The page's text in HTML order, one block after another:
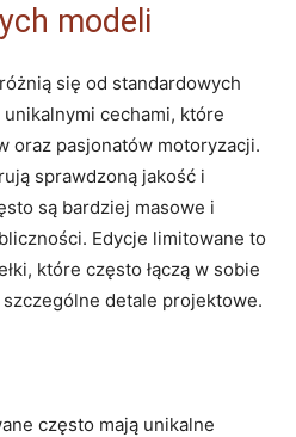
modeli
się od standardowych
cechami, które
oraz pasjonatów motoryzacji.
sprawdzoną jakość i
są bardziej masowe i
Edycje limitowane to
które często łączą w sobie
detale projektowe.
często mają unikalne